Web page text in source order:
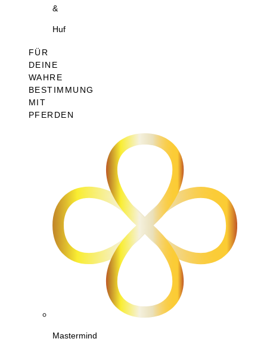
&
Huf
FÜR
DEINE
WAHRE
BESTIMMUNG
MIT
PFERDEN
Mastermind